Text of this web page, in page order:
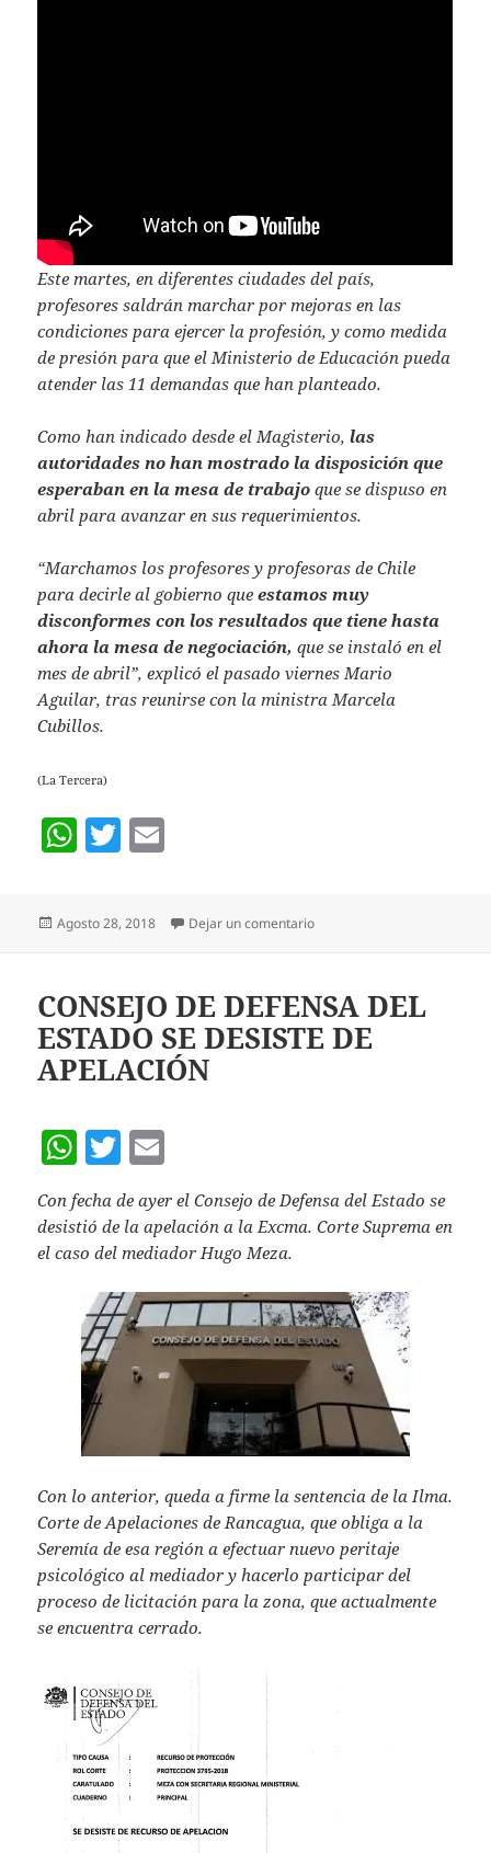
Este martes, en diferentes ciudades del país,
profesores saldrán marchar por mejoras en las
condiciones para ejercer la profesión, y como medida
de presión para que el Ministerio de Educación pueda
atender las 11 demandas que han planteado.
Como han indicado desde el Magisterio,las
autoridades no han mostrado la disposición que
esperaban en la mesa de trabajo que se dispuso en
abril para avanzar en sus requerimientos.
“Marchamos los profesores y profesoras de Chile
para decirle al gobierno queestamos muy
disconformes con los resultados que tiene hasta
ahora la mesa de negociación, que se instaló en el
mes de abril”, explicó el pasado viernes Mario
Aguilar, tras reunirse con la ministra Marcela
Cubillos.
(La Tercera)
W
s
p
p
T
er l
Publicado
Agosto 28, 2018 Dejar un comentarioen PROFESORAS DE LA
CONSEJO DE DEFENSA DEL
ESTADO SE DESISTE DE
APELACIÓN
W
h
at
s
A
p
p
T
w
itt
er
m
ai
l
Con fecha de ayer el Consejo de Defensa del Estado se
desistió de la apelación a la Excma. Corte Suprema en
el caso del mediador Hugo Meza.
Con lo anterior, queda a firme la sentencia de la Ilma.
Corte de Apelaciones de Rancagua, que obliga a la
Seremía de esa región a efectuar nuevo peritaje
psicológico al mediador y hacerlo participar del
proceso de licitación para la zona, que actualmente
se encuentra cerrado.